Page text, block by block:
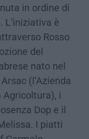
in ordine di
L’iniziativa è
Rosso
del
nato nel
(l’Azienda
Agricoltura), i
Dop e il
I piatti